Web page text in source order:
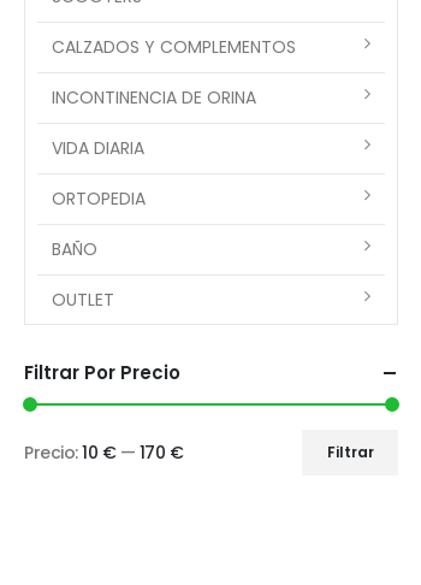
CALZADOS Y COMPLEMENTOS
INCONTINENCIA DE ORINA
VIDA DIARIA
ORTOPEDIA
BAÑO
OUTLET
Filtrar Por Precio
Filtrar
Precio:10 €— 170 €